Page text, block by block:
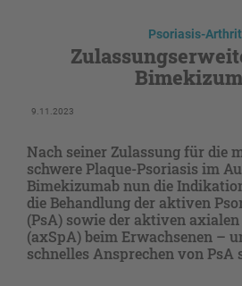
Psoriasis-
9.11.2023
Nach seiner Zulassung für die
schwere Plaque-Psoriasis im
Bimekizumab nun die
die Behandlung der aktiven
(PsA) sowie der aktiven
(axSpA) beim Erwachsenen –
schnelles Ansprechen von PsA